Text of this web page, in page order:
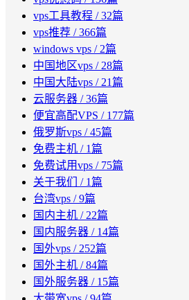
vps工具教程 / 32篇
vps推荐 / 366篇
windows vps / 2篇
中国地区vps / 28篇
中国大陆vps / 21篇
云服务器 / 36篇
便宜高配VPS / 177篇
俄罗斯vps / 45篇
免费主机 / 1篇
免费试用vps / 75篇
关于我们
/ 1篇
台湾vps / 9篇
国内主机 / 22篇
国内服务器 / 14篇
国外vps / 252篇
国外主机 / 84篇
国外服务器 / 15篇